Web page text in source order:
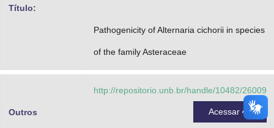
Título:
Pathogenicity of Alternaria cichorii in species
of the family Asteraceae
Outros
http://repositorio.unb.br/handle/10482/26009
Acessar